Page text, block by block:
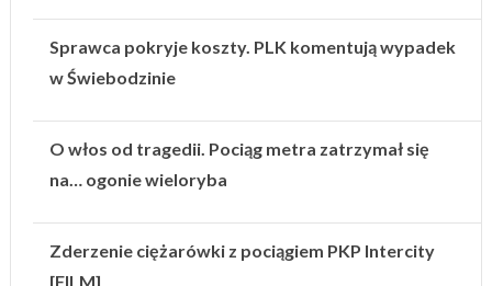
Sprawca pokryje koszty. PLK komentują wypadek
w Świebodzinie
O włos od tragedii. Pociąg metra zatrzymał się
na… ogonie wieloryba
Zderzenie ciężarówki z pociągiem PKP Intercity
[FILM]